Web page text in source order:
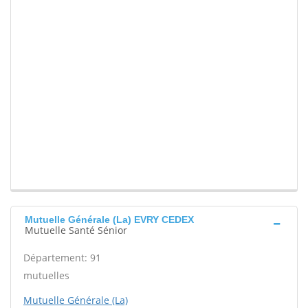
Mutuelle Générale (La) EVRY CEDEX
Mutuelle Santé Sénior
Département: 91
mutuelles
Mutuelle Générale (La)